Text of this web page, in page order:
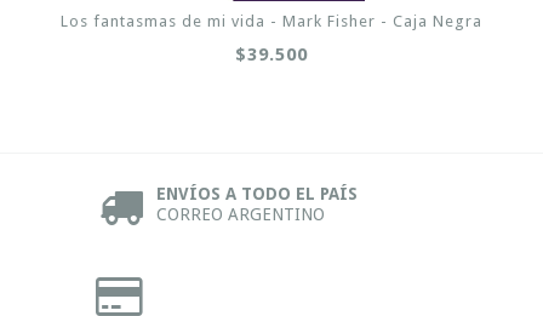
Los fantasmas de mi vida - Mark Fisher - Caja Negra
$39.500
ENVÍOS A TODO EL PAÍS
CORREO ARGENTINO